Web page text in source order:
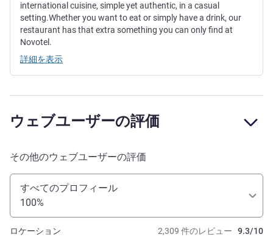
international cuisine, simple yet authentic, in a casual
setting.Whether you want to eat or simply have a drink, our
restaurant has that extra something you can only find at
Novotel.
詳細を表示
ウェブユーザーの評価
その他のウェブユーザーの評価
すべてのプロフィール
100%
2,309 件のレビュー 9.3/10
ロケーション